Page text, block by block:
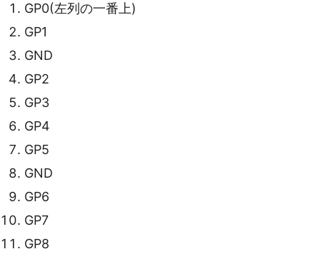
GP0(左列の一番上)
GP1
GND
GP2
GP3
GP4
GP5
GND
GP6
GP7
GP8